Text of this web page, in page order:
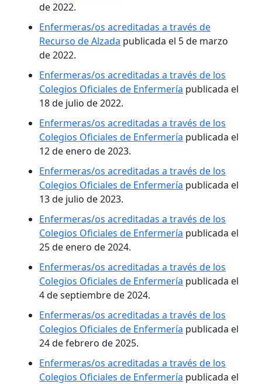
de 2022.
Enfermeras/os acreditadas a través de
Recurso de Alzada publicada el 5 de marzo
de 2022.
Enfermeras/os acreditadas a través de los
Colegios Oficiales de Enfermería publicada el
18 de julio de 2022.
Enfermeras/os acreditadas a través de los
Colegios Oficiales de Enfermería publicada el
12 de enero de 2023.
Enfermeras/os acreditadas a través de los
Colegios Oficiales de Enfermería publicada el
13 de julio de 2023.
Enfermeras/os acreditadas a través de los
Colegios Oficiales de Enfermería publicada el
25 de enero de 2024.
Enfermeras/os acreditadas a través de los
Colegios Oficiales de Enfermería publicada el
4 de septiembre de 2024.
Enfermeras/os acreditadas a través de los
Colegios Oficiales de Enfermería publicada el
24 de febrero de 2025.
Enfermeras/os acreditadas a través de los
Colegios Oficiales de Enfermería publicada el